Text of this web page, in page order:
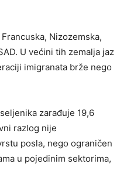
Nizozemska,
U većini tih zemalja jaz
imigranata brže nego
zarađuje 19,6
razlog nije
posla, nego ograničen
u pojedinim sektorima,